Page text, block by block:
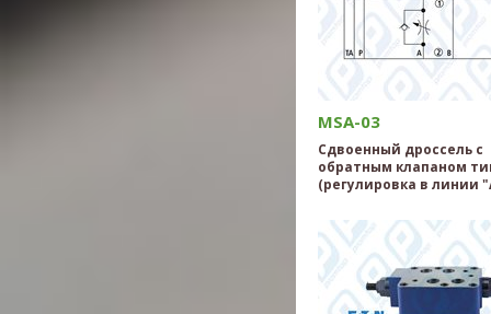
MSA-03
Сдвоенный дроссель с
обратным клапаном
(регулировка в линии